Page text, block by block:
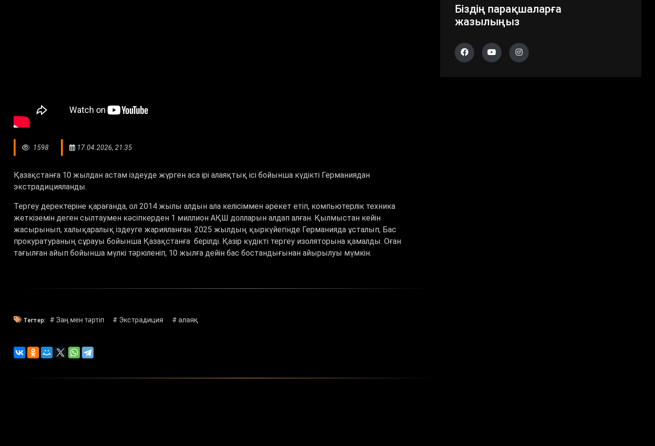
1598 17.04.2026, 21:35
Қазақстанға 10 жылдан астам іздеуде жүрген аса ірі алаяқтық ісі бойынша күдікті Германиядан
экстрадицияланды.
Тергеу деректеріне қарағанда, ол 2014 жылы алдын ала келісіммен әрекет етіп, компьютерлік техника
жеткіземін деген сылтаумен кәсіпкерден 1 миллион АҚШ долларын алдап алған. Қылмыстан кейін
жасырынып, халықаралық іздеуге жарияланған. 2025 жылдың қыркүйегінде Германияда ұсталып, Бас
прокуратураның сұрауы бойынша Қазақстанға берілді. Қазір күдікті тергеу изоляторына қамалды. Оған
тағылған айып бойынша мүлкі тәркіленіп, 10 жылға дейін бас бостандығынан айырылуы мүмкін.
Тегтер: # Заң мен тәртіп # Экстрадиция # алаяқ
Біздің парақшаларға
жазылыңыз